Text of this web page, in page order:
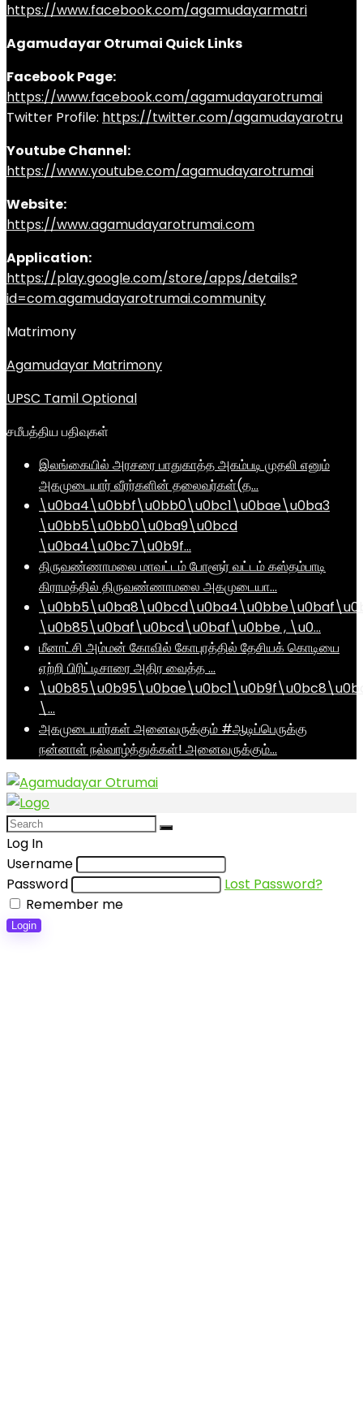
https://www.facebook.com/agamudayarmatri
Agamudayar Otrumai Quick Links
Facebook Page:
https://www.facebook.com/agamudayarotrumai
Twitter Profile: https://twitter.com/agamudayarotru
Youtube Channel:
https://www.youtube.com/agamudayarotrumai
Website:
https://www.agamudayarotrumai.com
Application:
https://play.google.com/store/apps/details?
id=com.agamudayarotrumai.community
Matrimony
Agamudayar Matrimony
UPSC Tamil Optional
சமீபத்திய பதிவுகள்
இலங்கையில் அரசரை பாதுகாத்த அகம்படி முதலி எனும்
அகமுடையார் வீரர்களின் தலைவர்கள்(த…
\u0ba4\u0bbf\u0bb0\u0bc1\u0bae\u0ba3
\u0bb5\u0bb0\u0ba9\u0bcd
\u0ba4\u0bc7\u0b9f…
திருவண்ணாமலை மாவட்டம் போளூர் வட்டம் கஸ்தம்பாடி
கிராமத்தில் திருவண்ணாமலை அகமுடையா…
\u0b85\u0baf\u0bcd\u0baf\u0bbe , \u0…
மீனாட்சி அம்மன் கோவில் கோபுரத்தில் தேசியக் கொடியை
ஏற்றி பிரிட்டிசாரை அதிர வைத்த …
\…
அகமுடையார்கள் அனைவருக்கும் #ஆடிப்பெருக்கு
நன்னாள் நல்வாழ்த்துக்கள்! அனைவருக்கும்…
Log In
Username
Password
Lost Password?
Remember me
Login